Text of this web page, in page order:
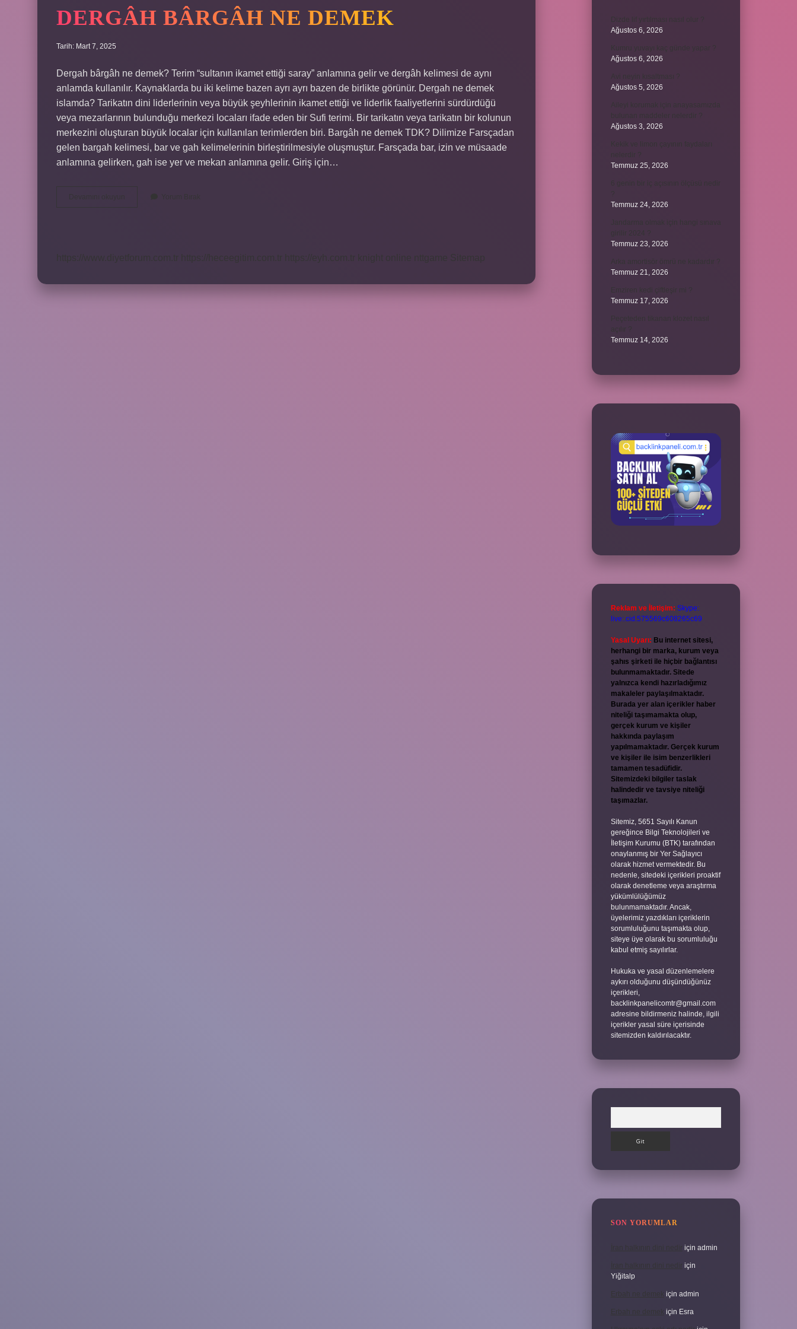
DERGÂH BÂRGÂH NE DEMEK
Tarih: Mart 7, 2025
Dergah bârgâh ne demek? Terim “sultanın ikamet ettiği saray” anlamına gelir ve dergâh kelimesi de aynı
anlamda kullanılır. Kaynaklarda bu iki kelime bazen ayrı ayrı bazen de birlikte görünür. Dergah ne demek
islamda? Tarikatın dini liderlerinin veya büyük şeyhlerinin ikamet ettiği ve liderlik faaliyetlerini sürdürdüğü
veya mezarlarının bulunduğu merkezi locaları ifade eden bir Sufi terimi. Bir tarikatın veya tarikatın bir kolunun
merkezini oluşturan büyük localar için kullanılan terimlerden biri. Bargâh ne demek TDK? Dilimize Farsçadan
gelen bargah kelimesi, bar ve gah kelimelerinin birleştirilmesiyle oluşmuştur. Farsçada bar, izin ve müsaade
anlamına gelirken, gah ise yer ve mekan anlamına gelir. Giriş için…
Ağustos 6, 2026
Ağustos 6, 2026
Ağustos 5, 2026
Ağustos 3, 2026
Temmuz 25, 2026
Temmuz 24, 2026
Temmuz 23, 2026
Temmuz 21, 2026
Temmuz 17, 2026
Temmuz 14, 2026
Reklam ve İletişim: Skype:
live:.cid.575569c608265c69
Yasal Uyarı: Bu internet sitesi,
herhangi bir marka, kurum veya
şahıs şirketi ile hiçbir bağlantısı
bulunmamaktadır. Sitede
yalnızca kendi hazırladığımız
makaleler paylaşılmaktadır.
Burada yer alan içerikler haber
niteliği taşımamakta olup,
gerçek kurum ve kişiler
hakkında paylaşım
yapılmamaktadır. Gerçek kurum
ve kişiler ile isim benzerlikleri
tamamen tesadüfidir.
Sitemizdeki bilgiler taslak
halindedir ve tavsiye niteliği
taşımazlar.
Sitemiz, 5651 Sayılı Kanun
gereğince Bilgi Teknolojileri ve
İletişim Kurumu (BTK) tarafından
onaylanmış bir Yer Sağlayıcı
olarak hizmet vermektedir. Bu
nedenle, sitedeki içerikleri proaktif
olarak denetleme veya araştırma
yükümlülüğümüz
bulunmamaktadır. Ancak,
üyelerimiz yazdıkları içeriklerin
sorumluluğunu taşımakta olup,
siteye üye olarak bu sorumluluğu
kabul etmiş sayılırlar.
Hukuka ve yasal düzenlemelere
aykırı olduğunu düşündüğünüz
içerikleri,
backlinkpanelicomtr@gmail.com
adresine bildirmeniz halinde, ilgili
içerikler yasal süre içerisinde
sitemizden kaldırılacaktır.
SON YORUMLAR
İran halkının dini nedir için admin
İran halkının dini nedir için
Yiğitalp
Erbah ne demek için admin
Erbah ne demek için Esra